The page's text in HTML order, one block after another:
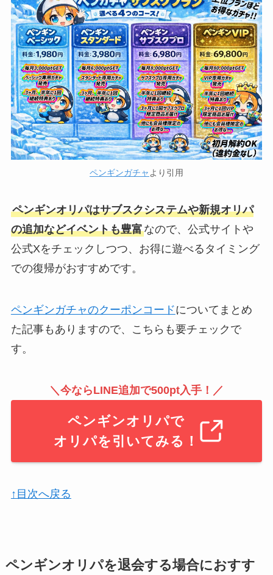
ペンギンガチャ より引用
ペンギンオリパはサブスクシステムや新規オリパ
の追加などイベントも豊富なので、公式サイトや
公式Xをチェックしつつ、お得に遊べるタイミング
での復帰がおすすめです。
ペンギンガチャのクーポンコードについてまとめ
た記事もありますので、こちらも要チェックで
す。
＼今ならLINE追加で500pt入手！／
ペンギンオリパで
オリパを引いてみる！
↑目次へ戻る
ペンギンオリパを退会する場合におすす